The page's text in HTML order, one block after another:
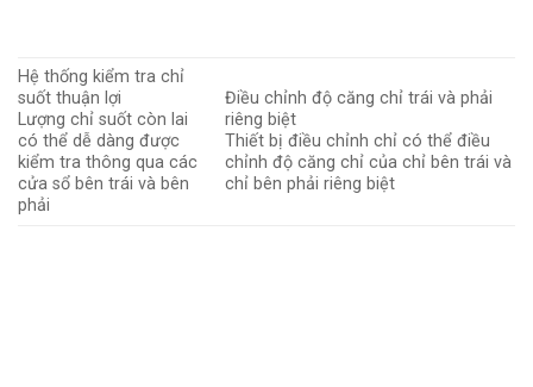
Hệ thống kiểm tra chỉ
suốt thuận lợi
Lượng chỉ suốt còn lai
có thể dễ dàng được
kiểm tra thông qua các
cửa sổ bên trái và bên
phải
Điều chỉnh độ căng chỉ trái và phải
riêng biệt
Thiết bị điều chỉnh chỉ có thể điều
chỉnh độ căng chỉ của chỉ bên trái và
chỉ bên phải riêng biệt